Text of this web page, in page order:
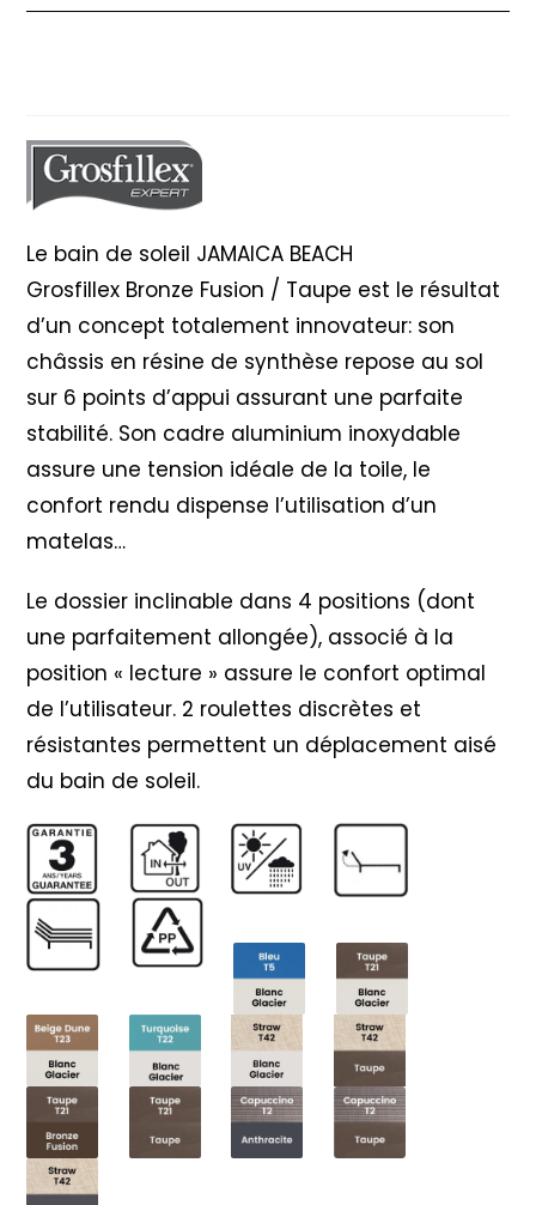
Bain
BEACH
Grosfillex
Bronze
Taupe
Le bain de soleil JAMAICA BEACH
Grosfillex Bronze Fusion / Taupe est le résultat
d’un concept totalement innovateur: son
châssis en résine de synthèse repose au sol
sur 6 points d’appui assurant une parfaite
stabilité. Son cadre aluminium inoxydable
assure une tension idéale de la toile, le
confort rendu dispense l’utilisation d’un
matelas…
Le dossier inclinable dans 4 positions (dont
une parfaitement allongée), associé à la
position « lecture » assure le confort optimal
de l’utilisateur. 2 roulettes discrètes et
résistantes permettent un déplacement aisé
du bain de soleil.